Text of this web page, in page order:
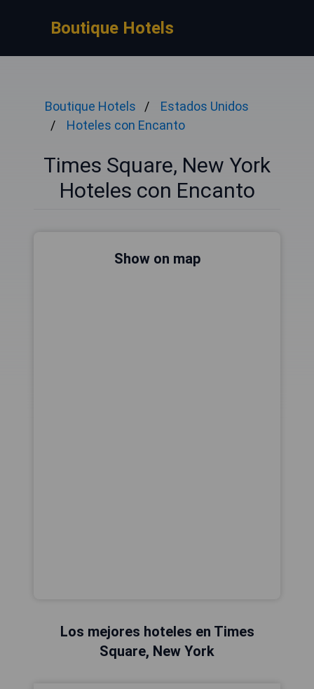
Boutique Hotels
Boutique Hotels
Estados Unidos
Hoteles con Encanto
Times Square, New York
Hoteles con Encanto
Show on map
Los mejores hoteles en Times
Square, New York